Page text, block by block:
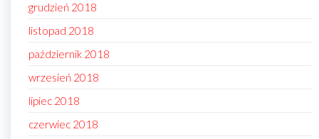
grudzień 2018
listopad 2018
październik 2018
wrzesień 2018
lipiec 2018
czerwiec 2018